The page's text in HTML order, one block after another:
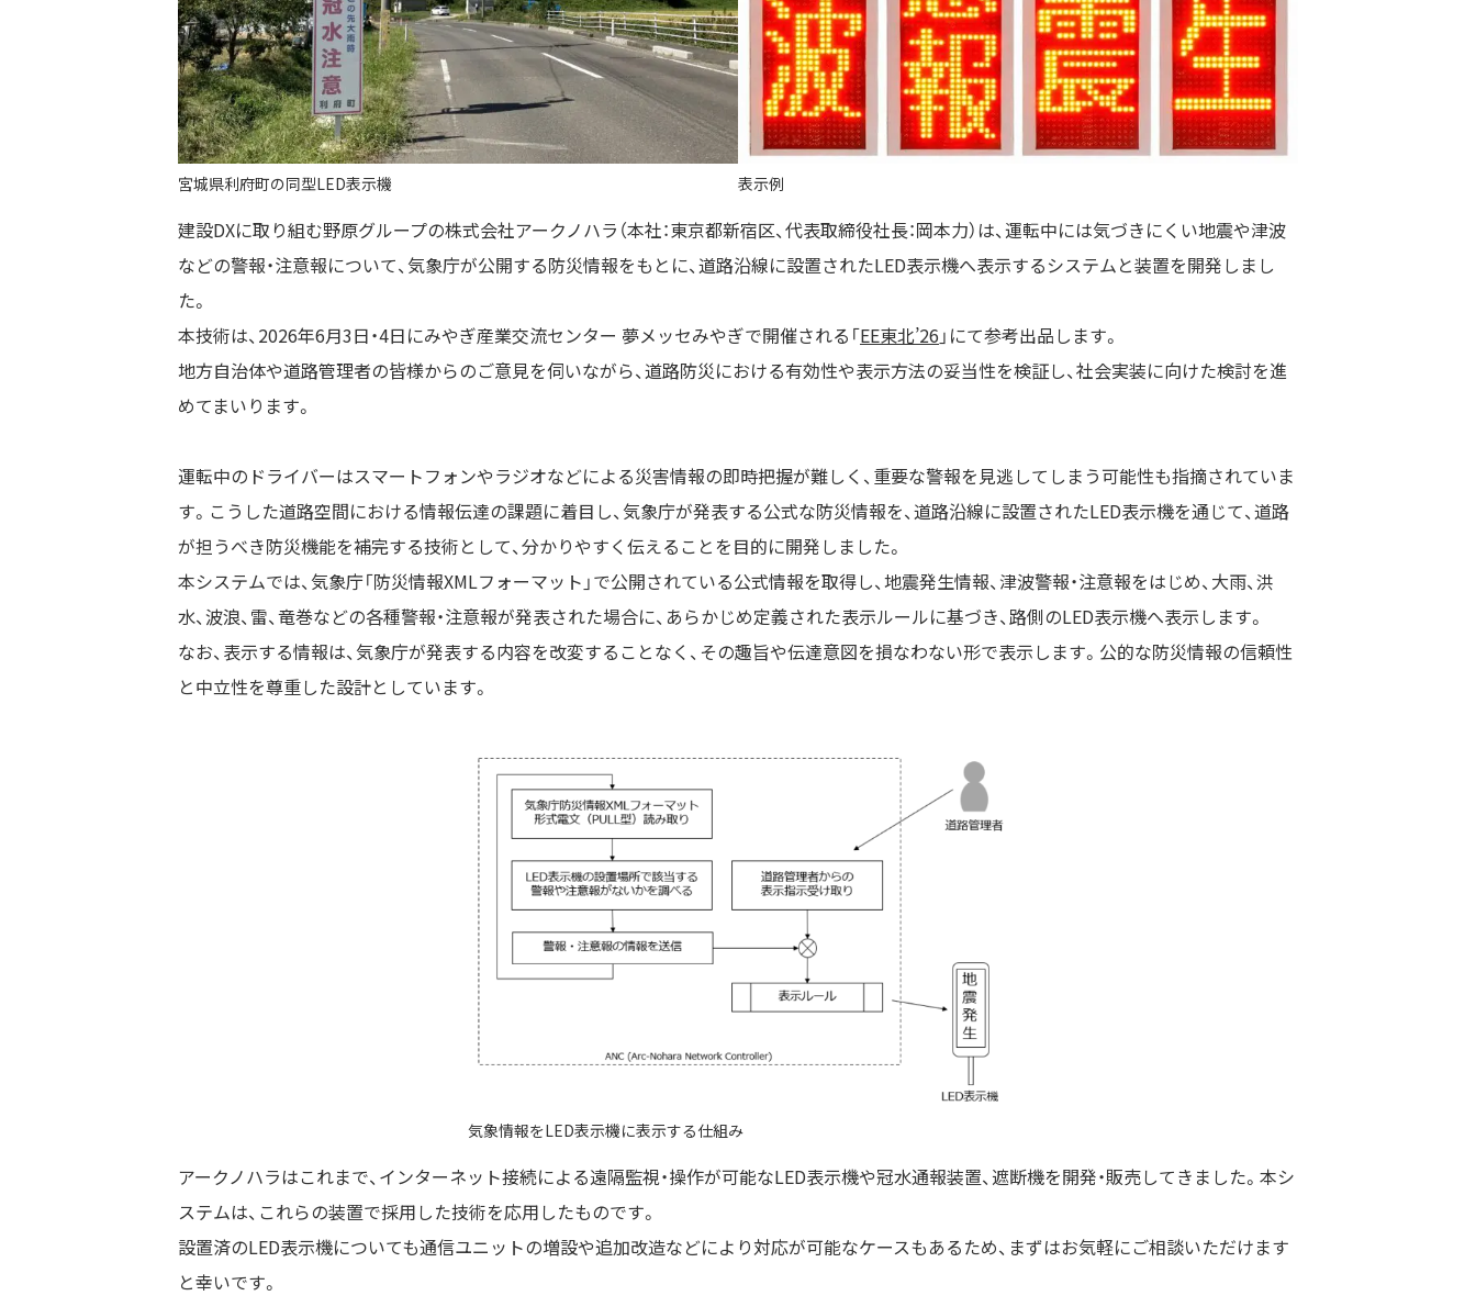
宮城県利府町の同型LED表示機 表示例
建設DXに取り組む野原グループの株式会社アークノハラ（本社：東京都新宿区、代表取締役社長：岡本力）は、運転中には気づきにくい地震や津波
などの警報・注意報について、気象庁が公開する防災情報をもとに、道路沿線に設置されたLED表示機へ表示するシステムと装置を開発しまし
た。
本技術は、2026年6月3日・4日にみやぎ産業交流センター 夢メッセみやぎで開催される「EE東北’26 」にて参考出品します。
地方自治体や道路管理者の皆様からのご意見を伺いながら、道路防災における有効性や表示方法の妥当性を検証し、社会実装に向けた検討を進
めてまいります。
運転中のドライバーはスマートフォンやラジオなどによる災害情報の即時把握が難しく、重要な警報を見逃してしまう可能性も指摘されていま
す。こうした道路空間における情報伝達の課題に着目し、気象庁が発表する公式な防災情報を、道路沿線に設置されたLED表示機を通じて、道路
が担うべき防災機能を補完する技術として、分かりやすく伝えることを目的に開発しました。
本システムでは、気象庁「防災情報XMLフォーマット」で公開されている公式情報を取得し、地震発生情報、津波警報・注意報をはじめ、大雨、洪
水、波浪、雷、竜巻などの各種警報・注意報が発表された場合に、あらかじめ定義された表示ルールに基づき、路側のLED表示機へ表示します。
なお、表示する情報は、気象庁が発表する内容を改変することなく、その趣旨や伝達意図を損なわない形で表示します。公的な防災情報の信頼性
と中立性を尊重した設計としています。
気象情報をLED表示機に表示する仕組み
アークノハラはこれまで、インターネット接続による遠隔監視・操作が可能なLED表示機や冠水通報装置、遮断機を開発・販売してきました。本シ
ステムは、これらの装置で採用した技術を応用したものです。
設置済のLED表示機についても通信ユニットの増設や追加改造などにより対応が可能なケースもあるため、まずはお気軽にご相談いただけます
と幸いです。